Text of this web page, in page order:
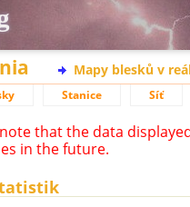
Mapy blesků v
Stanice Síť
that the data
in the future.